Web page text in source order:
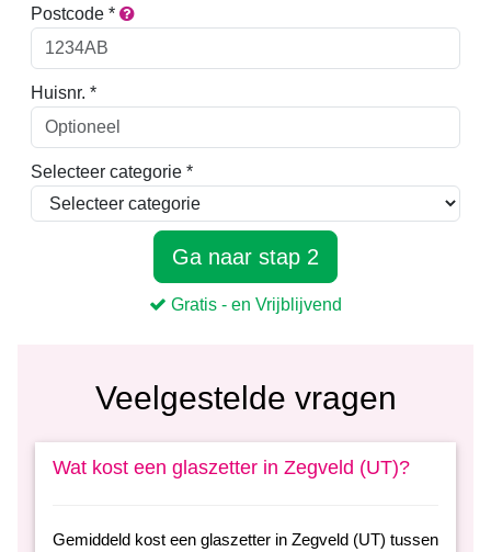
Veelgestelde vragen
Wat kost een glaszetter in Zegveld (UT)?
Gemiddeld kost een glaszetter in Zegveld (UT) tussen